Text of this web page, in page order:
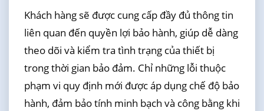
Khách hàng sẽ được cung cấp đầy đủ thông tin
liên quan đến quyền lợi bảo hành, giúp dễ dàng
theo dõi và kiểm tra tình trạng của thiết bị
trong thời gian bảo đảm. Chỉ những lỗi thuộc
phạm vi quy định mới được áp dụng chế độ bảo
hành, đảm bảo tính minh bạch và công bằng khi